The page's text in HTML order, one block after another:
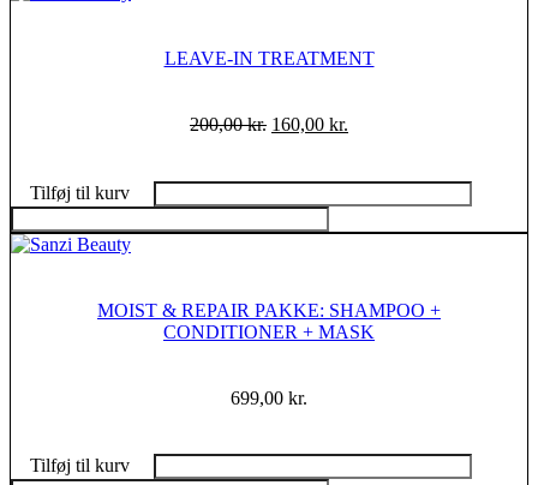
LEAVE-IN TREATMENT
200,00kr. 160,00 kr.
Tilføj til kurv
MOIST & REPAIR PAKKE: SHAMPOO +
CONDITIONER + MASK
699,00 kr.
Tilføj til kurv